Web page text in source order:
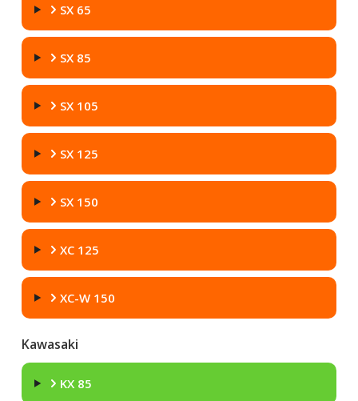
SX 65
SX 85
SX 105
SX 125
SX 150
XC 125
XC-W 150
Kawasaki
KX 85